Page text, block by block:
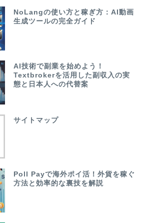
NoLangの使い方と稼ぎ方：AI動画
生成ツールの完全ガイド
AI技術で副業を始めよう！
Textbrokerを活用した副収入の実
態と日本人への代替案
サイトマップ
Poll Payで海外ポイ活！外貨を稼ぐ
方法と効率的な裏技を解説